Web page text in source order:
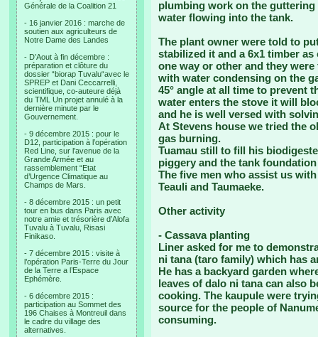
Générale de la Coalition 21
- 16 janvier 2016 : marche de
soutien aux agriculteurs de
Notre Dame des Landes
- D’Aout à fin décembre :
préparation et clôture du
dossier “biorap Tuvalu“avec le
SPREP et Dani Ceccarrelli,
scientifique, co-auteure déjà
du TML Un projet annulé à la
dernière minute par le
Gouvernement.
- 9 décembre 2015 : pour le
D12, participation à l’opération
Red Line, sur l’avenue de la
Grande Armée et au
rassemblement “Etat
d’Urgence Climatique au
Champs de Mars.
- 8 décembre 2015 : un petit
tour en bus dans Paris avec
notre amie et trésorière d’Alofa
Tuvalu à Tuvalu, Risasi
Finikaso.
- 7 décembre 2015 : visite à
l’opération Paris-Terre du Jour
de la Terre a l’Espace
Ephémère.
- 6 décembre 2015 :
participation au Sommet des
196 Chaises à Montreuil dans
le cadre du village des
alternatives.
plumbing work on the
water flowing into the tank.
The plant owner were told to
stabilized it and a 6x1 timber
one way or other and they
with water condensing on the
45° angle at all time to prevent
water enters the stove it will
and he is well versed with
At Stevens house we tried the
gas burning.
Tuamau still to fill his
piggery and the tank
The five men who assist us
Teauli and Taumaeke.
Other activity
- Cassava planting
Liner asked for me to
ni tana (taro family) which has
He has a backyard garden
leaves of dalo ni tana can also
cooking. The kaupule were
source for the people of
consuming.